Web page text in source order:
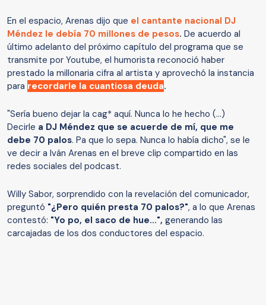
En el espacio, Arenas dijo que el cantante nacional DJ
Méndez le debía 70 millones de pesos. De acuerdo al
último adelanto del próximo capítulo del programa que se
transmite por Youtube, el humorista reconoció haber
prestado la millonaria cifra al artista y aprovechó la instancia
para recordarle la cuantiosa deuda.
"Sería bueno dejar la cag* aquí. Nunca lo he hecho (…)
Decirle a DJ Méndez que se acuerde de mí, que me
debe 70 palos. Pa que lo sepa. Nunca lo había dicho", se le
ve decir a Iván Arenas en el breve clip compartido en las
redes sociales del podcast.
Willy Sabor, sorprendido con la revelación del comunicador,
preguntó "¿Pero quién presta 70 palos?", a lo que Arenas
contestó: "Yo po, el saco de hue…", generando las
carcajadas de los dos conductores del espacio.